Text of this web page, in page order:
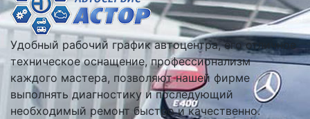
Удобный рабочий график автоцентра, его отличное
техническое оснащение, профессионализм
каждого мастера, позволяют нашей фирме
выполнять диагностику и последующий
необходимый ремонт быстро и качественно.